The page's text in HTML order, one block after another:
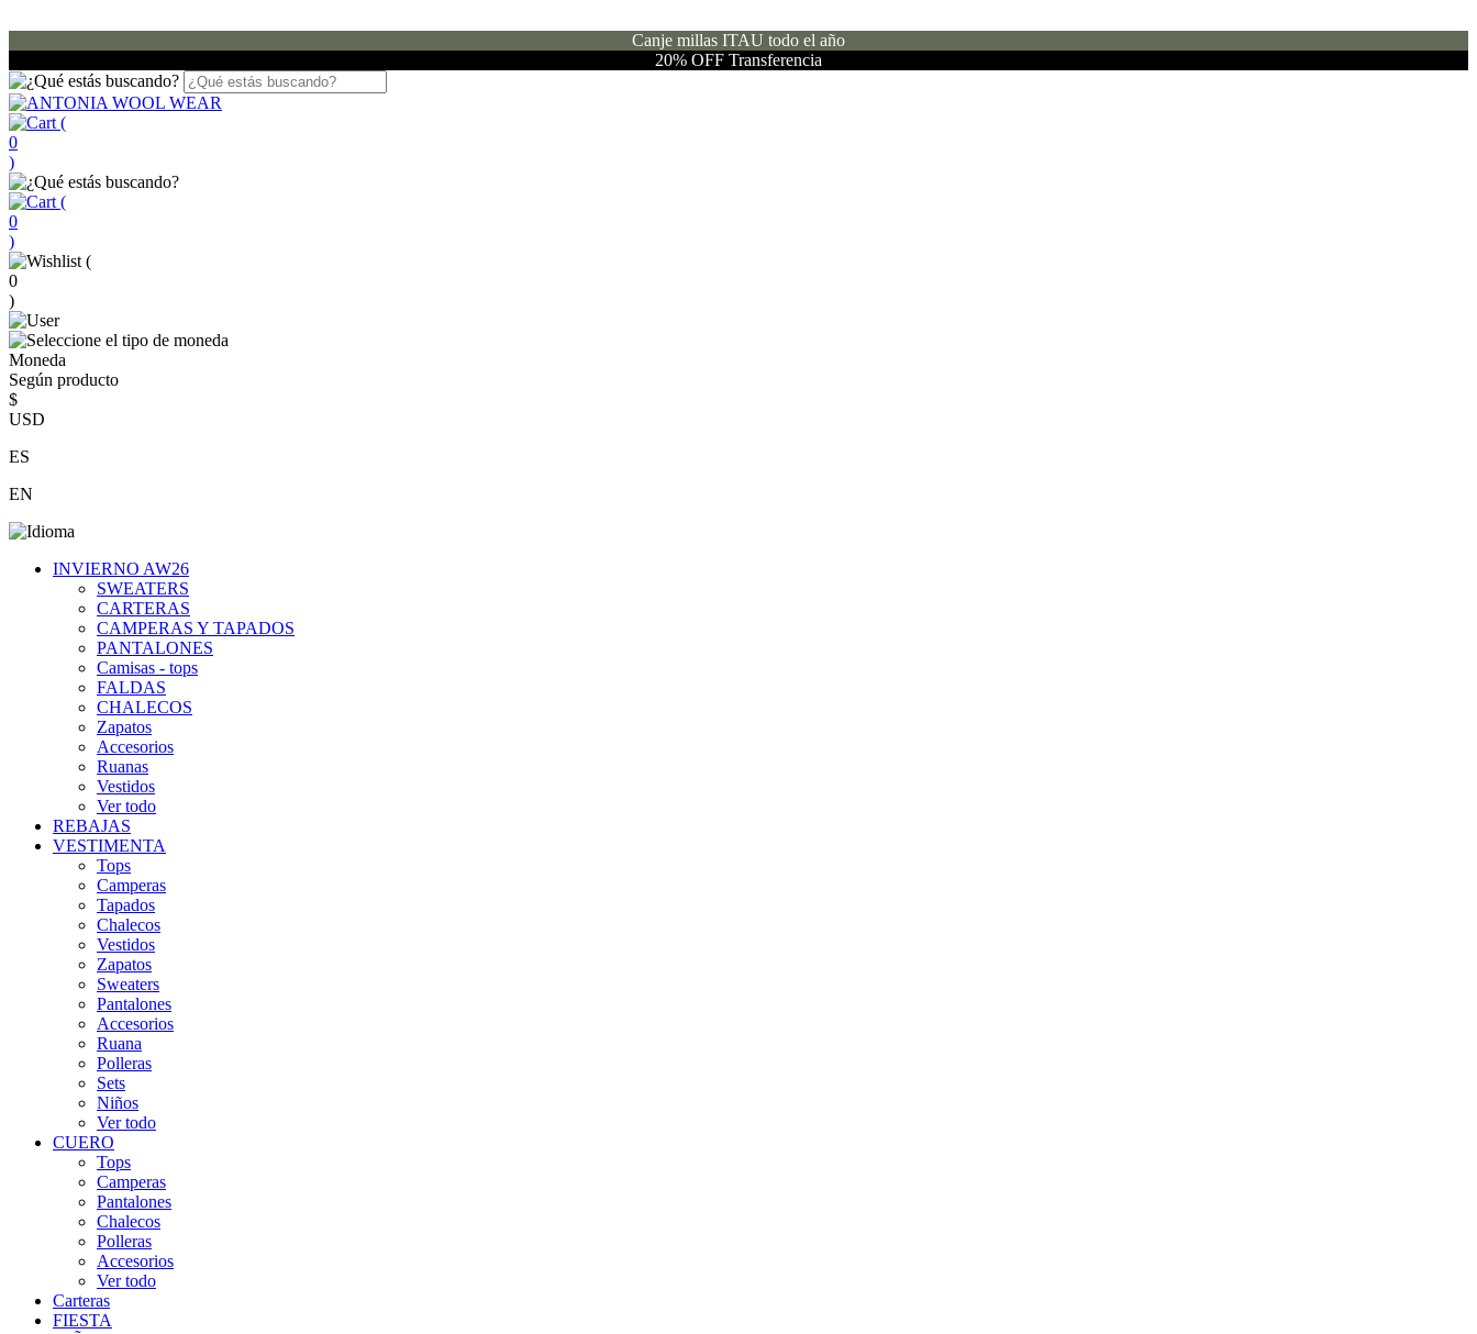
Canje millas ITAU todo el año
20% OFF Transferencia
(
0
)
(
0
)
(
0
)
Moneda
Según producto
$
USD
ES
EN
INVIERNO AW26
SWEATERS
CARTERAS
CAMPERAS Y TAPADOS
PANTALONES
Camisas - tops
FALDAS
CHALECOS
Zapatos
Accesorios
Ruanas
Vestidos
Ver todo
REBAJAS
VESTIMENTA
Tops
Camperas
Tapados
Chalecos
Vestidos
Zapatos
Sweaters
Pantalones
Accesorios
Ruana
Polleras
Sets
Niños
Ver todo
CUERO
Tops
Camperas
Pantalones
Chalecos
Polleras
Accesorios
Ver todo
Carteras
FIESTA